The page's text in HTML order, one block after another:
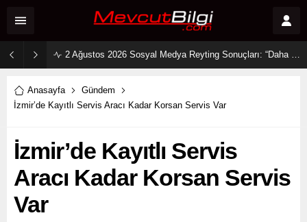
2 Ağustos 2026 Sosyal Medya Reyting Sonuçları: “Daha 17” Ekranlara Ambargo Koydu!
Anasayfa
Gündem
İzmir’de Kayıtlı Servis Aracı Kadar Korsan Servis Var
İzmir’de Kayıtlı Servis
Aracı Kadar Korsan Servis
Var